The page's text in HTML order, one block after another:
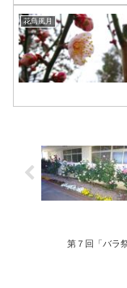
花鳥風月
第７回「バラ